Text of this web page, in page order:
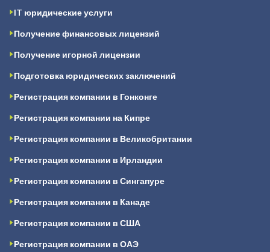
IT юридические услуги
Получение финансовых лицензий
Получение игорной лицензии
Подготовка юридических заключений
Регистрация компании в Гонконге
Регистрация компании на Кипре
Регистрация компании в Великобритании
Регистрация компании в Ирландии
Регистрация компании в Сингапуре
Регистрация компании в Канаде
Регистрация компании в США
Регистрация компании в ОАЭ